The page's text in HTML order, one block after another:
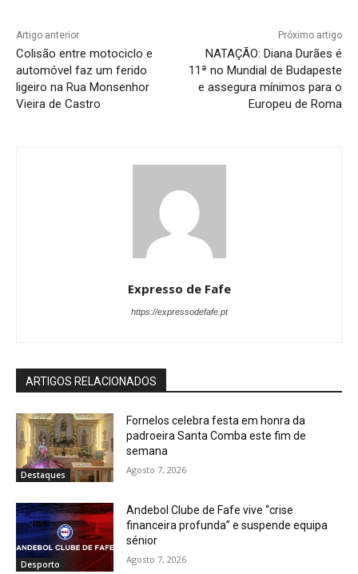
Artigo anterior
Colisão entre motociclo e
automóvel faz um ferido
ligeiro na Rua Monsenhor
Vieira de Castro
Próximo artigo
NATAÇÃO: Diana Durães é
11ª no Mundial de Budapeste
e assegura mínimos para o
Europeu de Roma
Expresso de Fafe
https://expressodefafe.pt
ARTIGOS RELACIONADOS
Destaques
Fornelos celebra festa em honra da
padroeira Santa Comba este fim de
semana
Agosto 7, 2026
Desporto
Andebol Clube de Fafe vive “crise
financeira profunda” e suspende equipa
sénior
Agosto 7, 2026